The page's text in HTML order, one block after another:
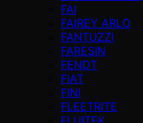
FAI
FAIREY ARLO
FANTUZZI
FARESIN
FENDT
FIAT
FINI
FLEETRITE
FLUITEK